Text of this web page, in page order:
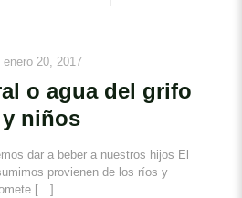
enero 20, 2017
o agua del grifo
y niños
dar a beber a nuestros hijos El
provienen de los ríos y
[…]